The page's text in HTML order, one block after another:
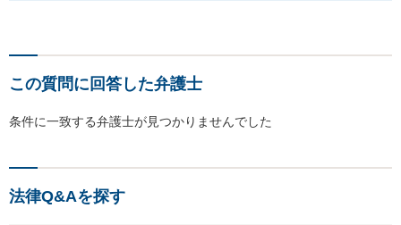
この質問に回答した弁護士
条件に一致する弁護士が見つかりませんでした
法律Q&Aを探す